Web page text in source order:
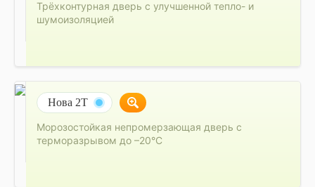
Трёхконтурная дверь с улучшенной тепло- и
шумоизоляцией
Нова 2Т
Морозостойкая непромерзающая дверь с
терморазрывом до –20°C